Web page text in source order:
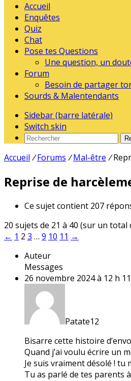
Accueil
Enquêtes
Quiz
Chat
Pose tes Questions
Une question, un
Forum
Besoin de partager
Sourds & Malentendants
Sidebar (barre latérale)
Switch skin
Accueil / Forums / Mal-être /
Reprise de
Ce sujet contient 207
20 sujets de 21 à 40 (sur un total
← 1 2 3 … 9 10 11 →
Auteur
Messages
26 novembre 2024 à 12 h
Patate12
Bisarre cette histoire
Quand j’ai voulu écrire un
Je suis vraiment désolé ! tu
Tu as parlé de tes parents